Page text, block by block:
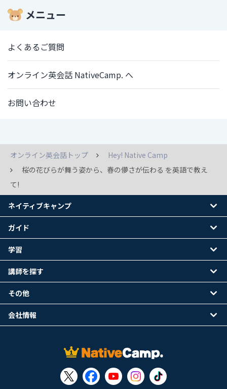
メニュー
よくあるご質問
オンライン英会話 NativeCamp. へ
お問い合わせ
オンライン英会話トップ
Hey! Native Camp
桜の花びらが舞う姿から、春の儚さが伝わる を英語で教え
て!
ネイティブキャンプ
ガイド
学習
講師を探す
その他
会社情報